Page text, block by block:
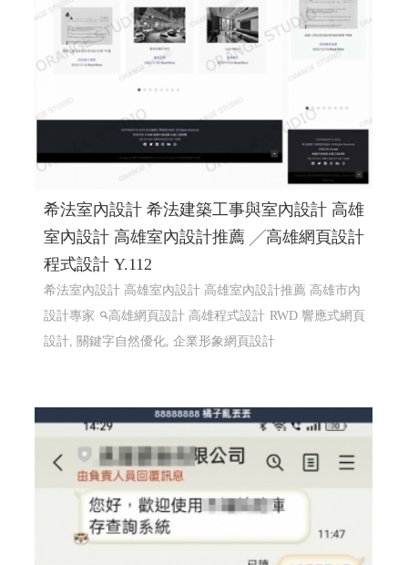
希法室內設計 希法建築工事與室內設計 高雄
室內設計 高雄室內設計推薦 ╱高雄網頁設計
程式設計 Y.112
希法室內設計 高雄室內設計 高雄室內設計推薦 高雄市內
設計專家
高雄網頁設計 高雄程式設計 RWD 響應式網頁
設計, 關鍵字自然優化, 企業形象網頁設計